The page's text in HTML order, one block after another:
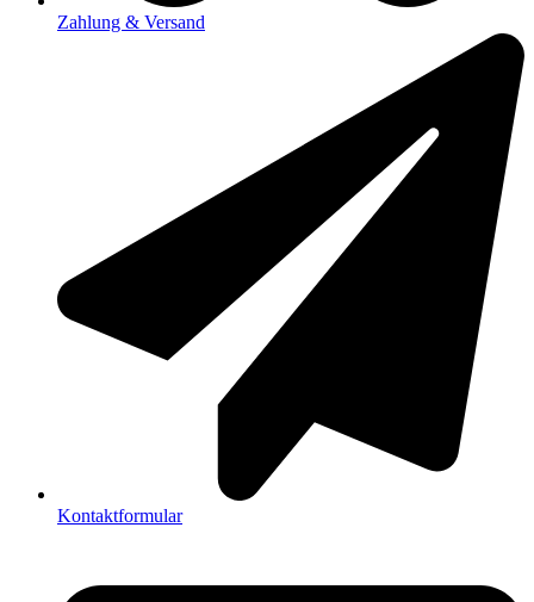
Zahlung & Versand
Kontaktformular